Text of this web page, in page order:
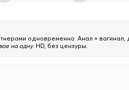
одновременно. Анал + вагинал,
на одну. HD, без цензуры.